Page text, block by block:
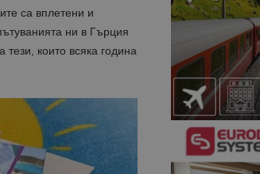
са вплетени и
ни в Гърция
тези, които всяка година